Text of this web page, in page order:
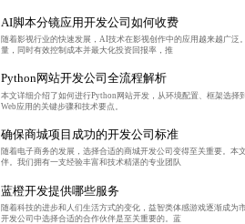
AI脚本分镜应用开发公司如何收费
随着影视行业的快速发展，AI技术在影视创作中的应用越来越广
量，同时有效控制成本并最大化投资回报率，推
Python网站开发公司全流程解析
本文详细介绍了如何进行Python网站开发，从环境配置、框架选
Web应用的关键步骤和技术要点。
确保商城项目成功的开发公司标准
随着电子商务的发展，选择合适的商城开发公司变得至关重要。
伴。我们拥有一支经验丰富和技术精湛的专业团队
蓝橙开发提供哪些服务
随着科技的进步和人们生活方式的变化，益智类体感游戏逐渐成
开发公司中选择合适的合作伙伴是至关重要的。蓝